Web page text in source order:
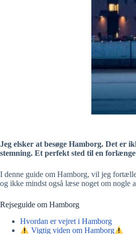
Jeg elsker at besøge Hamborg. Det er
stemning. Et perfekt sted til en
I denne guide om Hamborg, vil jeg
og ikke mindst også læse noget om nogle
Rejseguide om Hamborg
Hvordan er vejret i Hamborg
Vigtig viden om Hamborg